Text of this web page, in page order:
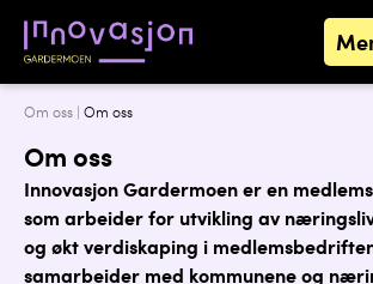
Om oss | Om oss
Om oss
Innovasjon Gardermoen er en
som arbeider for utvikling av
og økt verdiskaping i
samarbeider med kommunene og